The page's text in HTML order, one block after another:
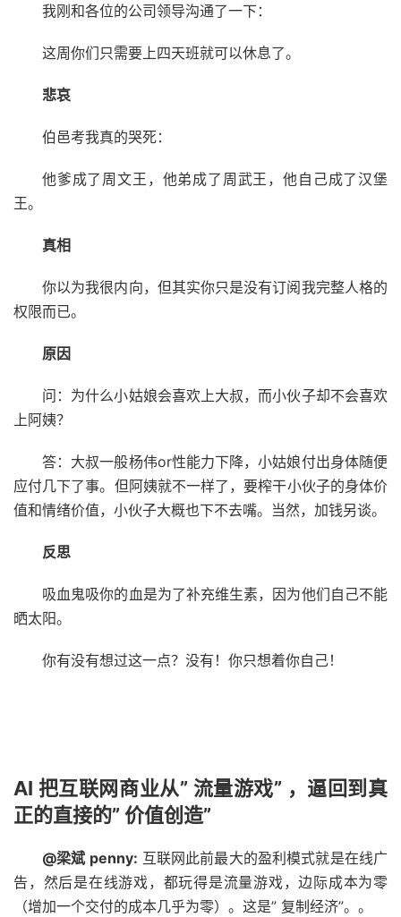
我刚和各位的公司领导沟通了一下：
这周你们只需要上四天班就可以休息了。
悲哀
伯邑考我真的哭死：
他爹成了周文王，他弟成了周武王，他自己成了汉堡
王。
真相
你以为我很内向，但其实你只是没有订阅我完整人格的
权限而已。
原因
问：为什么小姑娘会喜欢上大叔，而小伙子却不会喜欢
上阿姨？
答：大叔一般杨伟or性能力下降，小姑娘付出身体随便
应付几下了事。但阿姨就不一样了，要榨干小伙子的身体价
值和情绪价值，小伙子大概也下不去嘴。当然，加钱另谈。
反思
吸血鬼吸你的血是为了补充维生素，因为他们自己不能
晒太阳。
你有没有想过这一点？没有！你只想着你自己！
AI 把互联网商业从” 流量游戏” ，逼回到真
正的直接的” 价值创造”
@梁斌 penny: 互联网此前最大的盈利模式就是在线广
告，然后是在线游戏，都玩得是流量游戏，边际成本为零
（增加一个交付的成本几乎为零）。这是” 复制经济”。。